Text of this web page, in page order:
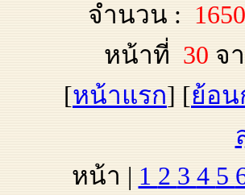
จำนวน :
หน้าที่ 30 จ
[หน้าแรก] [ย้อ
หน้า | 1 2 3 4 5